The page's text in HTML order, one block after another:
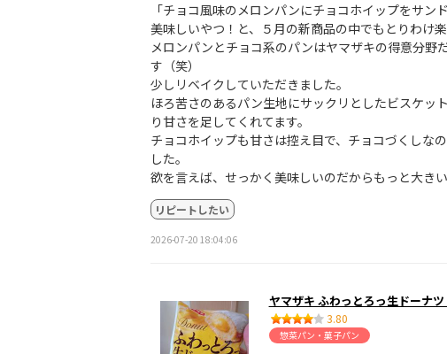
「チョコ風味のメロンパンにチョコホイップをサン
美味しいやつ！と、５月の新商品の中でもとりわけ
メロンパンとチョコ系のパンはヤマザキの得意分野
す（笑）
少しリベイクしていただきました。
ほろ苦さのあるパン生地にサックリとしたビスケッ
り甘さを足してくれてます。
チョコホイップも甘さは控え目で、チョコづくしな
した。
欲を言えば、せっかく美味しいのだからもっと大き
リピートしたい
2026-07-20 18:04:06
ヤマザキ ふわっとろっ生ドーナツ
3.80
惣菜パン・菓子パン